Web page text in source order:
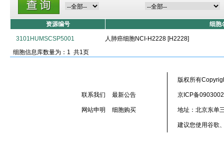
资源编号 细胞
3101HUMSCSP5001
人肺癌细胞NCI-H2228 [H2228]
细胞信息库数量为：1 共1页
联系我们 最新公告
网站申明 细胞购买
版权所有
京ICP备
地址：北京东单
建议您使用谷歌